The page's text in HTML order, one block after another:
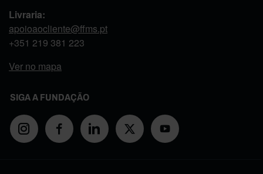
Livraria:
apoioaocliente@ffms.pt
+351 219 381 223
Ver no mapa
SIGA A FUNDAÇÃO